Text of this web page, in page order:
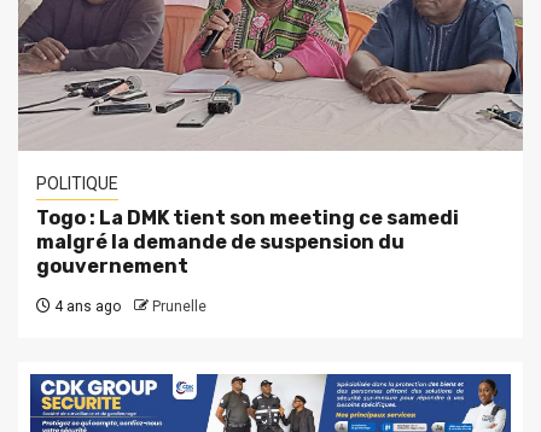
POLITIQUE
Togo : La DMK tient son meeting ce samedi
malgré la demande de suspension du
gouvernement
4 ans ago Prunelle